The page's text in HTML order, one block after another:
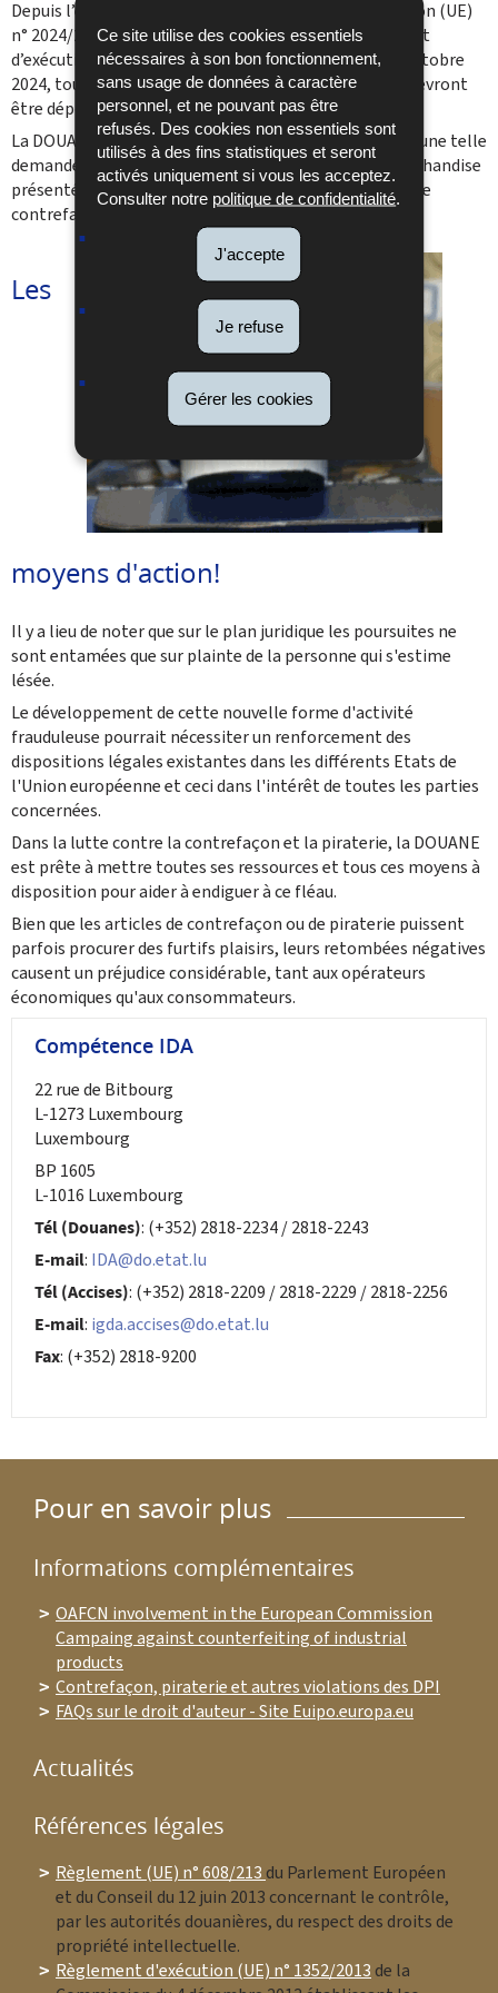
Ce site utilise des cookies essentiels
nécessaires à son bon fonctionnement,
sans usage de données à caractère
personnel, et ne pouvant pas être
refusés. Des cookies non essentiels sont
utilisés à des fins statistiques et seront
activés uniquement si vous les acceptez.
Consulter notre politique de confidentialité.
J'accepte
Je refuse
Gérer les cookies
Depuis l’entrée en application du règlement d’exécution (UE)
n° 2024/2399 de la Commission modifiant le règlement
d’exécution (UE) n°1352/2013 de la Commission le 3 octobre
2024, toutes les demandes d’intervention douanière devront
être déposées et gérées par voie électronique (eAFA).
La DOUANE peut également intervenir en l'absence d'une telle
demande s'il apparaît de manière évidente que la marchandise
présentée au contrôle douanier est une marchandise de
contrefaçon ou une marchandise pirate.
Les
moyens d'action!
Il y a lieu de noter que sur le plan juridique les poursuites ne
sont entamées que sur plainte de la personne qui s'estime
lésée.
Le développement de cette nouvelle forme d'activité
frauduleuse pourrait nécessiter un renforcement des
dispositions légales existantes dans les différents Etats de
l'Union européenne et ceci dans l'intérêt de toutes les parties
concernées.
Dans la lutte contre la contrefaçon et la piraterie, la DOUANE
est prête à mettre toutes ses ressources et tous ces moyens à
disposition pour aider à endiguer à ce fléau.
Bien que les articles de contrefaçon ou de piraterie puissent
parfois procurer des furtifs plaisirs, leurs retombées négatives
causent un préjudice considérable, tant aux opérateurs
économiques qu'aux consommateurs.
Compétence IDA
22 rue de Bitbourg
L-1273 Luxembourg
Luxembourg
BP 1605
L-1016 Luxembourg
Tél (Douanes): (+352) 2818-2234 / 2818-2243
E-mail: IDA@do.etat.lu
Tél (Accises): (+352) 2818-2209 / 2818-2229 / 2818-2256
E-mail: igda.accises@do.etat.lu
Fax: (+352) 2818-9200
Pour en savoir plus
Informations complémentaires
OAFCN involvement in the European Commission
Campaing against counterfeiting of industrial
products
Contrefaçon, piraterie et autres violations des DPI
FAQs sur le droit d'auteur - Site Euipo.europa.eu
Actualités
Références légales
Règlement (UE) n° 608/213 du Parlement Européen
et du Conseil du 12 juin 2013 concernant le contrôle,
par les autorités douanières, du respect des droits de
propriété intellectuelle.
Règlement d'exécution (UE) n° 1352/2013 de la